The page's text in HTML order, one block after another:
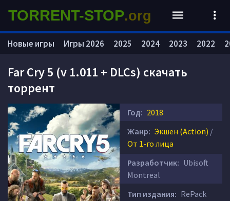
Far Cry 5 (v 1.011 + DLCs) скачать
торрент
Год: 2018
Жанр: Экшен (Action) /
От 1-го лица
Разработчик: Ubisoft
Montreal
Тип издания: RePack
Новые игры Игры 2026 2025 2024 2023 2022
TORRENT-STOP.org